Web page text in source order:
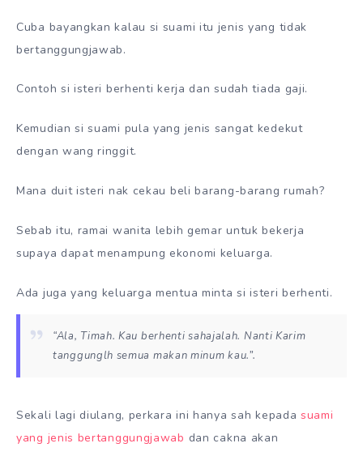
Cuba bayangkan kalau si suami itu jenis yang tidak
bertanggungjawab.
Contoh si isteri berhenti kerja dan sudah tiada gaji.
Kemudian si suami pula yang jenis sangat kedekut
dengan wang ringgit.
Mana duit isteri nak cekau beli barang-barang rumah?
Sebab itu, ramai wanita lebih gemar untuk bekerja
supaya dapat menampung ekonomi keluarga.
Ada juga yang keluarga mentua minta si isteri berhenti.
“Ala, Timah. Kau berhenti sahajalah. Nanti Karim
tanggunglh semua makan minum kau.”.
Sekali lagi diulang, perkara ini hanya sah kepadasuami
yang jenis bertanggungjawab dan cakna akan